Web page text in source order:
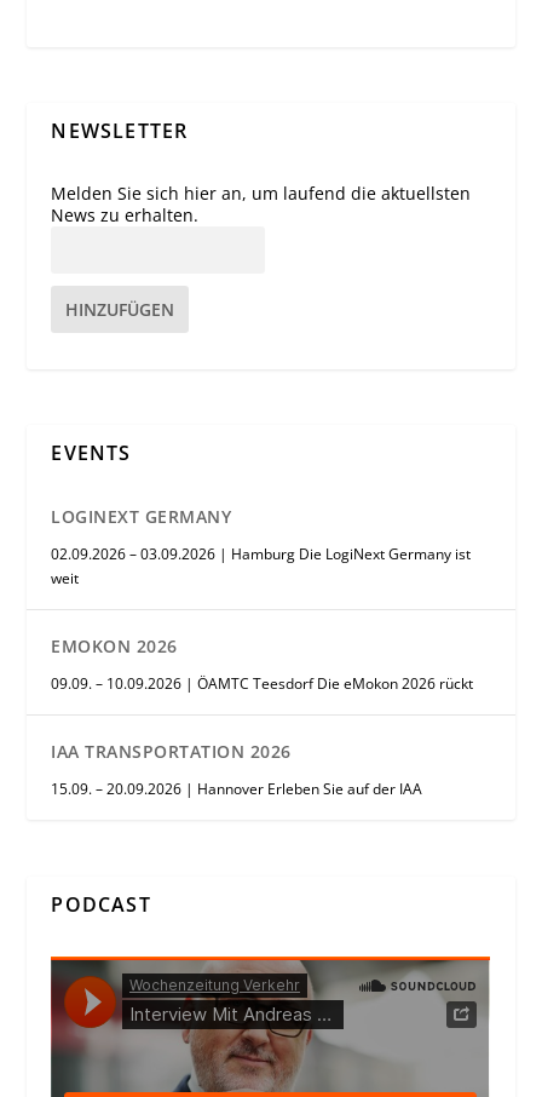
NEWSLETTER
Melden Sie sich hier an, um laufend die aktuellsten
News zu erhalten.
HINZUFÜGEN
EVENTS
LOGINEXT GERMANY
02.09.2026 – 03.09.2026 | Hamburg Die LogiNext Germany ist
weit
EMOKON 2026
09.09. – 10.09.2026 | ÖAMTC Teesdorf Die eMokon 2026 rückt
IAA TRANSPORTATION 2026
15.09. – 20.09.2026 | Hannover Erleben Sie auf der IAA
PODCAST